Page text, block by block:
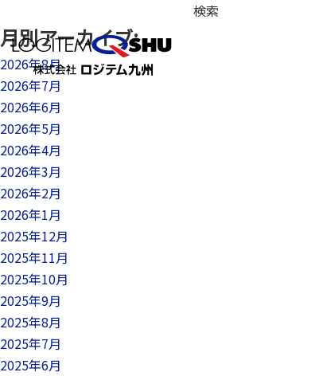
索:
月別アーカイブ:
2026年8月
2026年7月
2026年6月
2026年5月
2026年4月
2026年3月
2026年2月
2026年1月
2025年12月
2025年11月
2025年10月
2025年9月
2025年8月
2025年7月
2025年6月